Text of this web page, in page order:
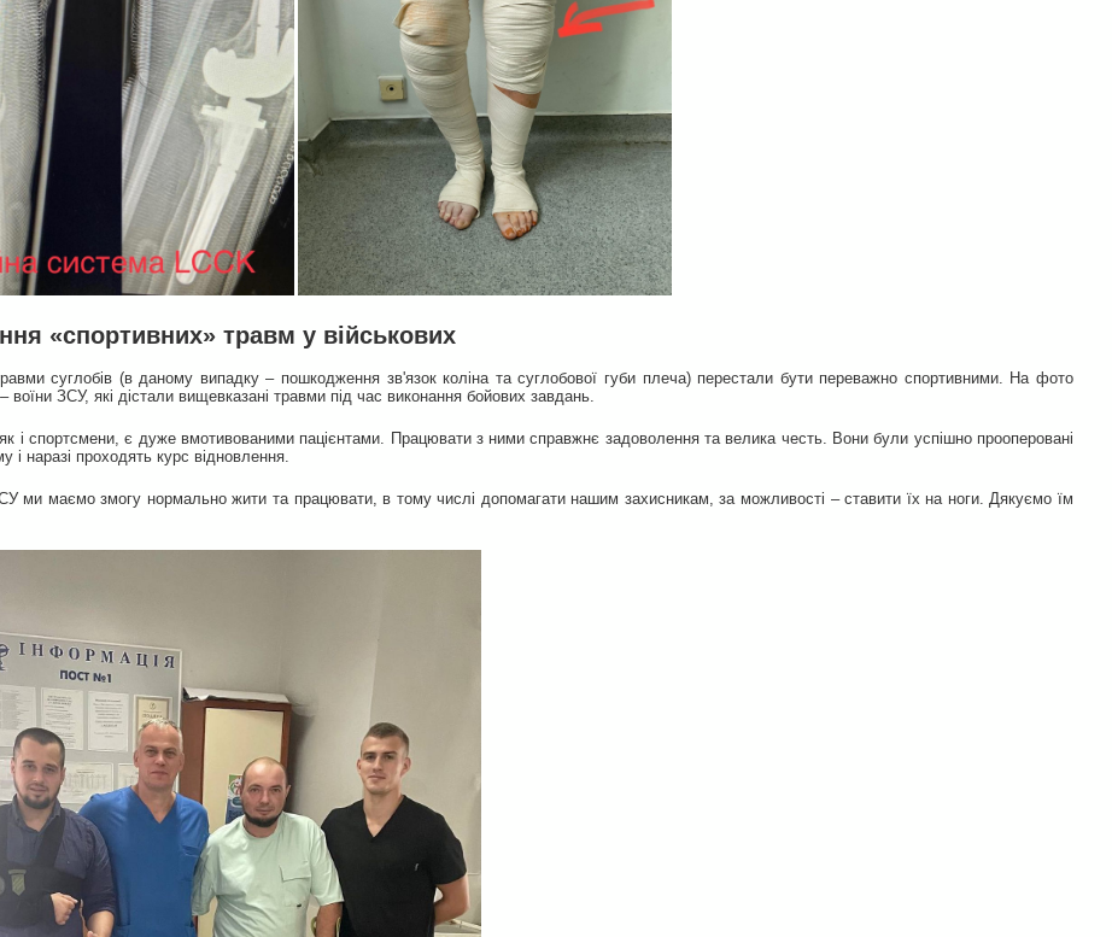
«спортивних» травм у військових
суглобів (в даному випадку – пошкодження зв'язок коліна та суглобової губи плеча) перестали бути переважно спортивними. На фото
– воїни ЗСУ, які дістали вищевказані травми під час виконання бойових завдань.
як і спортсмени, є дуже вмотивованими пацієнтами. Працювати з ними справжнє задоволення та велика честь. Вони були успішно прооперовані
і наразі проходять курс відновлення.
ми маємо змогу нормально жити та працювати, в тому числі допомагати нашим захисникам, за можливості – ставити їх на ноги. Дякуємо їм